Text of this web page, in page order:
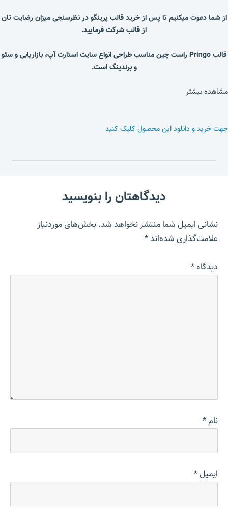
از شما دعوت میکنیم تا پس از خرید قالب پرینگو در نظرسنجی میزان رضایت تان
از قالب شرکت فرمایید.
قالب Pringo راست چین مناسب طراحی انواع سایت استارت آپ، بازاریابی و سئو
و برندینگ است.
مشاهده بیشتر
جهت خرید و دانلود این محصول کلیک کنید
دیدگاهتان را بنویسید
نشانی ایمیل شما منتشر نخواهد شد.بخش‌های موردنیاز
علامت‌گذاری شده‌اند*
دیدگاه*
نام*
ایمیل*